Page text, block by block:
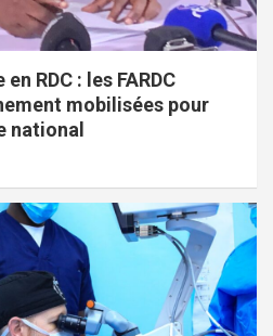
RDC : les FARDC
mobilisées pour
national